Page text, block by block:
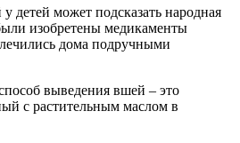
детей может подсказать народная
изобретены медикаменты
дома подручными
выведения вшей – это
с растительным маслом в